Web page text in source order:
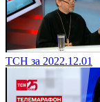
ТСН за 2022.12.01